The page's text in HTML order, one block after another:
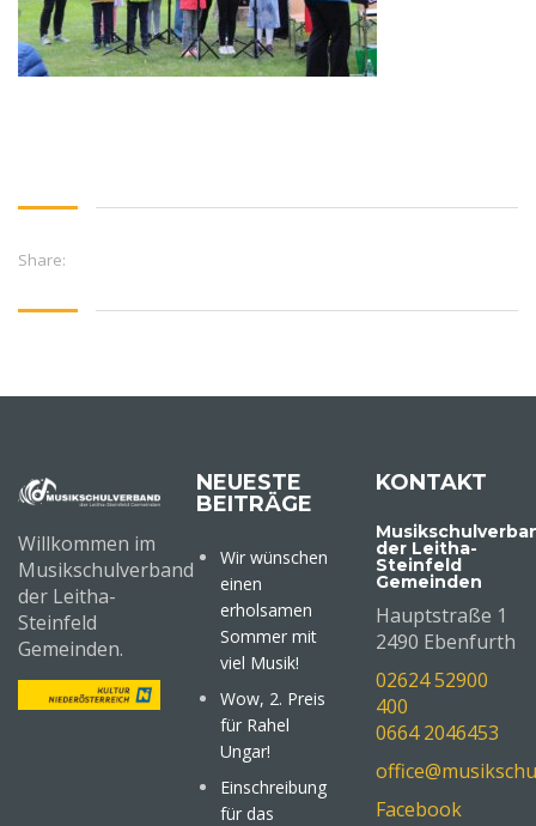
Share:
Willkommen im
Musikschulverband
der Leitha-
Steinfeld
Gemeinden.
NEUESTE
BEITRÄGE
Wir wünschen
einen
erholsamen
Sommer mit
viel Musik!
Wow, 2. Preis
für Rahel
Ungar!
Einschreibung
für das
KONTAKT
der Leitha-
Steinfeld
Gemeinden
Hauptstraße 1
2490 Ebenfurth
02624 52900
400
0664 2046453
Facebook